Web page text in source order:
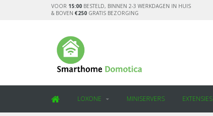
VOOR 15:00 BESTELD, BINNEN 2-3 WERKDAGEN IN HUIS
& BOVEN €250 GRATIS BEZORGING
LOXONE MINISERVERS EXTENSIES